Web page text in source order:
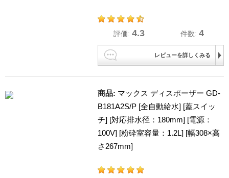
評価:4.3 件数:4
レビューを詳しくみる
商品: マックス ディスポーザー GD-
B181A2S/P [全自動給水] [蓋スイッ
チ] [対応排水径：180mm] [電源：
100V] [粉砕室容量：1.2L] [幅308×高
さ267mm]